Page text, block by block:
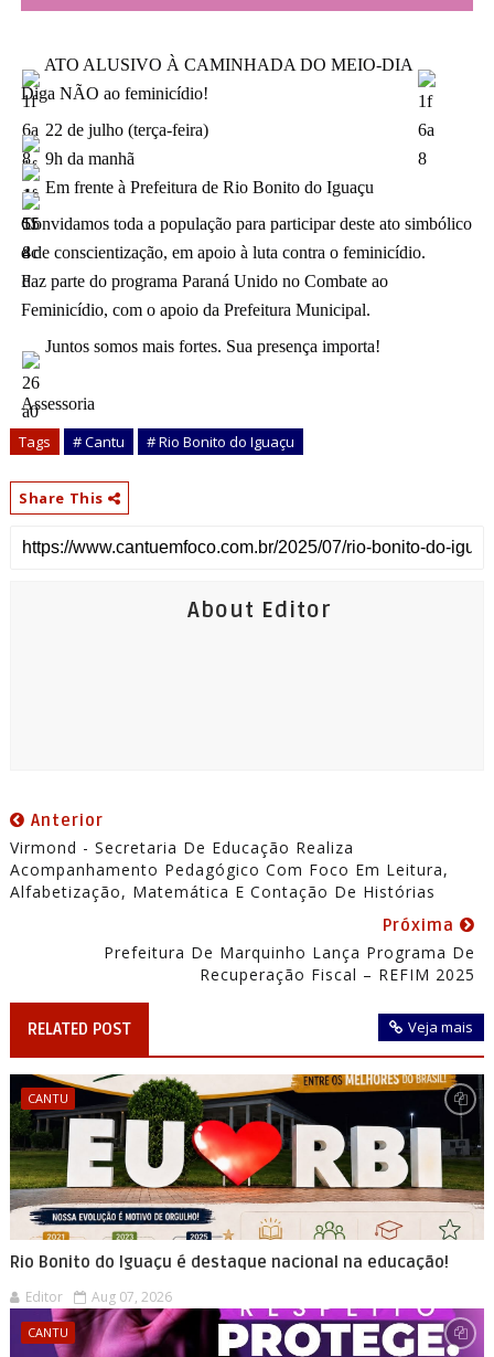
ATO ALUSIVO À CAMINHADA DO MEIO-DIA
Diga NÃO ao feminicídio!
22 de julho (terça-feira)
9h da manhã
Em frente à Prefeitura de Rio Bonito do Iguaçu
Convidamos toda a população para participar deste ato simbólico
e de conscientização, em apoio à luta contra o feminicídio.
Faz parte do programa Paraná Unido no Combate ao
Feminicídio, com o apoio da Prefeitura Municipal.
Juntos somos mais fortes. Sua presença importa!
Assessoria
Tags # Cantu # Rio Bonito do Iguaçu
Share This
About Editor
Anterior
Virmond - Secretaria De Educação Realiza
Acompanhamento Pedagógico Com Foco Em Leitura,
Alfabetização, Matemática E Contação De Histórias
Próxima
Prefeitura De Marquinho Lança Programa De
Recuperação Fiscal – REFIM 2025
RELATED POST Veja mais
CANTU
Rio Bonito do Iguaçu é destaque nacional na educação!
Editor Aug 07, 2026
CANTU